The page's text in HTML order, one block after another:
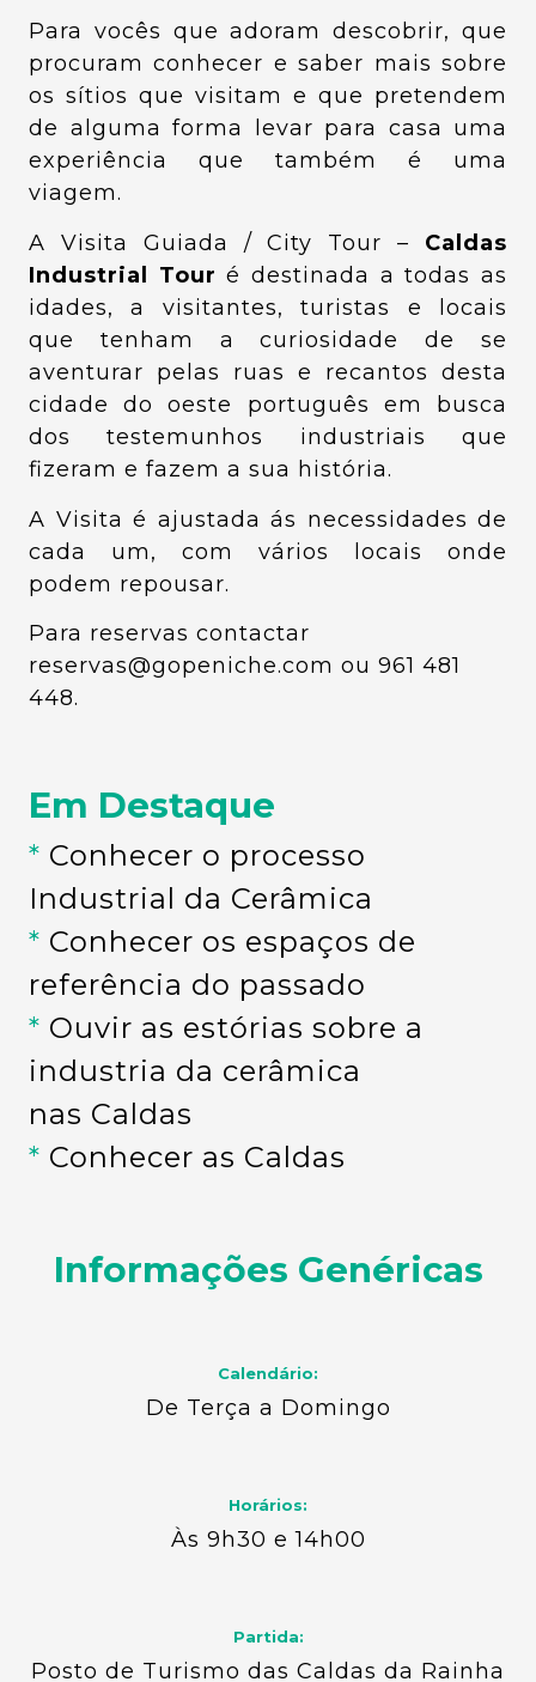
Para vocês que adoram descobrir, que
procuram conhecer e saber mais sobre
os sítios que visitam e que pretendem
de alguma forma levar para casa uma
experiência que também é uma
viagem.
A Visita Guiada / City Tour – Caldas
Industrial Tour é destinada a todas as
idades, a visitantes, turistas e locais
que tenham a curiosidade de se
aventurar pelas ruas e recantos desta
cidade do oeste português em busca
dos testemunhos industriais que
fizeram e fazem a sua história.
A Visita é ajustada ás necessidades de
cada um, com vários locais onde
podem repousar.
Para reservas contactar
reservas@gopeniche.com ou 961 481
448.
Em Destaque
* Conhecer o processo
Industrial da Cerâmica
* Conhecer os espaços de
referência do passado
* Ouvir as estórias sobre a
industria da cerâmica
nas Caldas
* Conhecer as Caldas
Informações Genéricas
Calendário:
De Terça a Domingo
Horários:
Às 9h30 e 14h00
Partida:
Posto de Turismo das Caldas da Rainha